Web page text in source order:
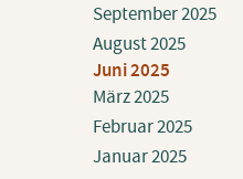
September 2025
August 2025
Juni 2025
März 2025
Februar 2025
Januar 2025